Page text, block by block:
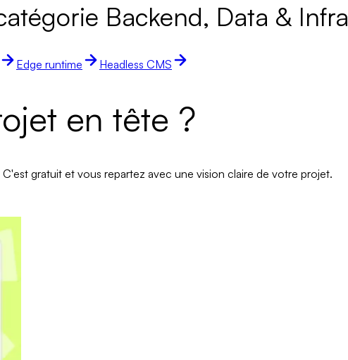
Backend, Data & Infra
Edge runtime Headless CMS
en tête ?
gratuit et vous repartez avec une vision claire de votre projet.